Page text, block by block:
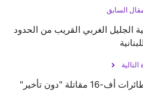
السابق
الجليل الغربي القريب من الحدود
التالية
"دون تأخير"